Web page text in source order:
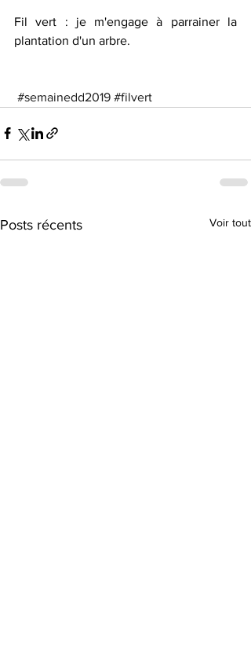
Fil vert : je m'engage à parrainer la
plantation d'un arbre.
#semainedd2019 #filvert
Posts récents Voir tout